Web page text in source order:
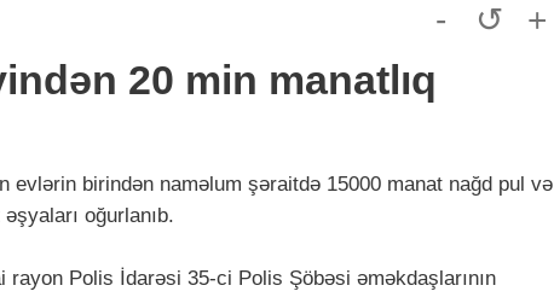
- ↺ +
20 min manatlıq
evlərin birindən naməlum şəraitdə 15000 manat nağd pul və
oğurlanıb.
Polis İdarəsi 35-ci Polis Şöbəsi əməkdaşlarının